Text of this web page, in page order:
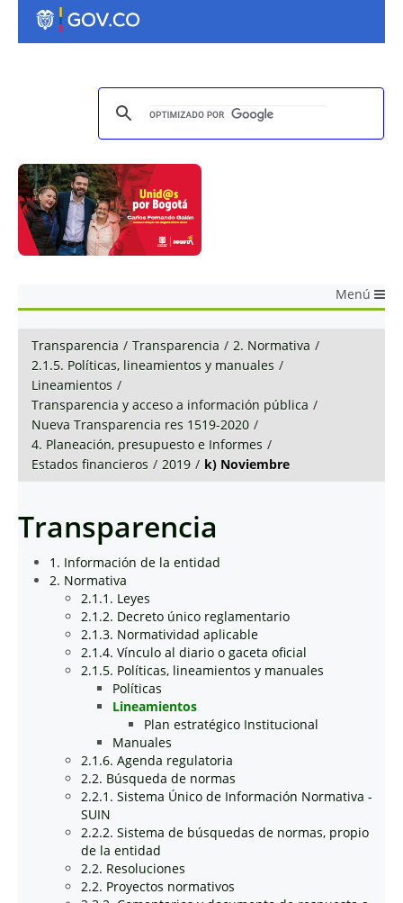
Menú
Transparencia / Transparencia / 2. Normativa /
2.1.5. Políticas, lineamientos y manuales /
Lineamientos /
Transparencia y acceso a información pública /
Nueva Transparencia res 1519-2020 /
4. Planeación, presupuesto e Informes /
Estados financieros / 2019 / k) Noviembre
Transparencia
1. Información de la entidad
2. Normativa
2.1.1. Leyes
2.1.2. Decreto único reglamentario
2.1.3. Normatividad aplicable
2.1.4. Vínculo al diario o gaceta oficial
2.1.5. Políticas, lineamientos y manuales
Políticas
Lineamientos
Plan estratégico Institucional
Manuales
2.1.6. Agenda regulatoria
2.2. Búsqueda de normas
2.2.1. Sistema Único de Información Normativa -
SUIN
2.2.2. Sistema de búsquedas de normas, propio
de la entidad
2.2. Resoluciones
2.2. Proyectos normativos